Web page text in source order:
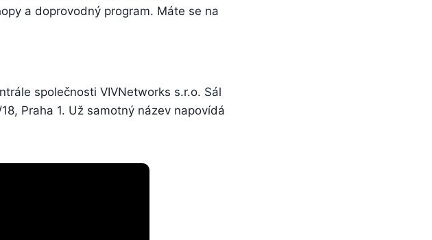
a doprovodný program. Máte se na
společnosti VIVNetworks s.r.o. Sál
Praha 1. Už samotný název napovídá